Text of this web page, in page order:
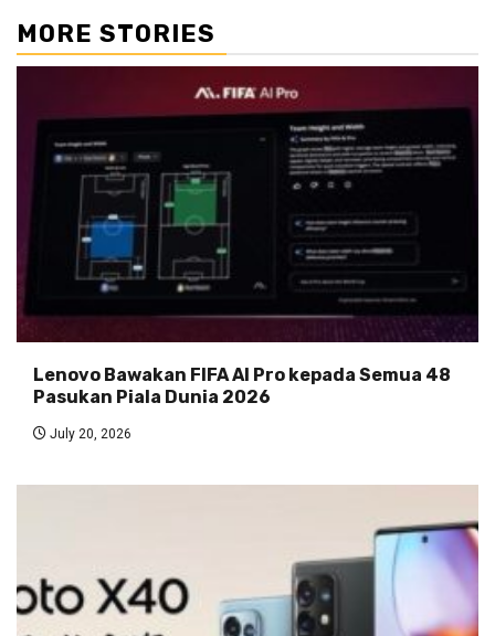
MORE STORIES
Lenovo Bawakan FIFA AI Pro kepada Semua 48
Pasukan Piala Dunia 2026
July 20, 2026